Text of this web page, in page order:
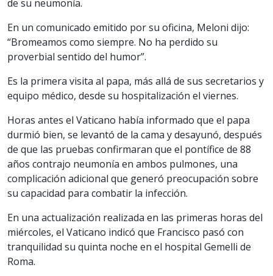
de su neumonía.
En un comunicado emitido por su oficina, Meloni dijo:
“Bromeamos como siempre. No ha perdido su
proverbial sentido del humor”.
Es la primera visita al papa, más allá de sus secretarios y
equipo médico, desde su hospitalización el viernes.
Horas antes el Vaticano había informado que el papa
durmió bien, se levantó de la cama y desayunó, después
de que las pruebas confirmaran que el pontífice de 88
años contrajo neumonía en ambos pulmones, una
complicación adicional que generó preocupación sobre
su capacidad para combatir la infección.
En una actualización realizada en las primeras horas del
miércoles, el Vaticano indicó que Francisco pasó con
tranquilidad su quinta noche en el hospital Gemelli de
Roma.